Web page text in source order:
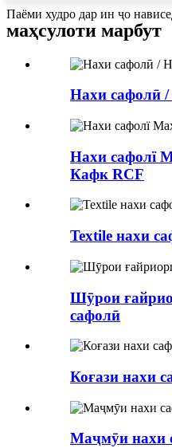
Паёми худро дар ин ҷо
маҳсулоти марбут
Нахи сафолӣ
Нахи сафолї
Кафк RCF
Textile нахи
Шӯрои
сафолӣ
Коғази нахи
Маҷмӯи нахи